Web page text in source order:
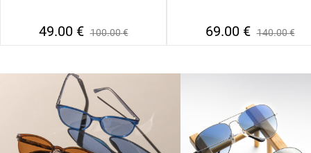
49.00 € 100.00€ 69.00 € 140.00€